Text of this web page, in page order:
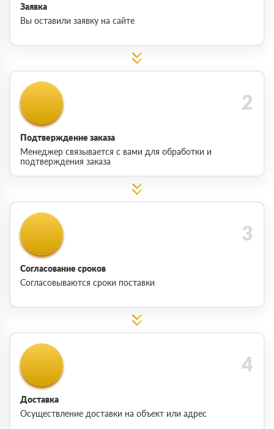
Заявка
Вы оставили заявку на сайте
Подтверждение заказа
Менеджер связывается с вами для обработки и
подтверждения заказа
Согласование сроков
Согласовываются сроки поставки
Доставка
Осуществление доставки на объект или адрес